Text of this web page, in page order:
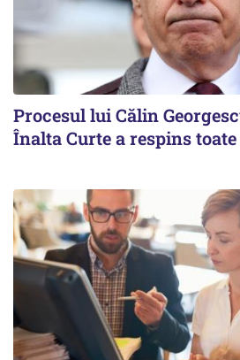
Procesul lui Călin
Înalta Curte a respins